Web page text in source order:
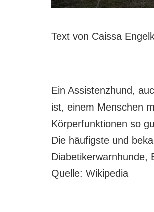
Text von Caissa
Ein Assistenzhund,
ist, einem Menschen
Körperfunktionen so
Die häufigste und
Diabetikerwarnhunde,
Quelle: Wikipedia